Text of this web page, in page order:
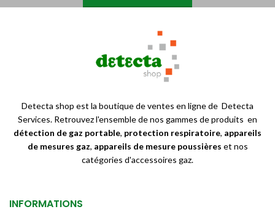
Detecta shop est la boutique de ventes en ligne de Detecta
Services. Retrouvez l'ensemble de nos gammes de produits en
détection de gaz portable, protection respiratoire, appareils
de mesures gaz, appareils de mesure poussières et nos
catégories d'accessoires gaz.
INFORMATIONS